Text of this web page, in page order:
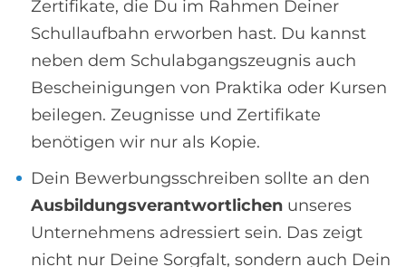
Zertifikate, die Du im Rahmen Deiner
Schullaufbahn erworben hast. Du kannst
neben dem Schulabgangszeugnis auch
Bescheinigungen von Praktika oder Kursen
beilegen. Zeugnisse und Zertifikate
benötigen wir nur als Kopie.
Dein Bewerbungsschreiben sollte an den
Ausbildungsverantwortlichen unseres
Unternehmens adressiert sein. Das zeigt
nicht nur Deine Sorgfalt, sondern auch Dein